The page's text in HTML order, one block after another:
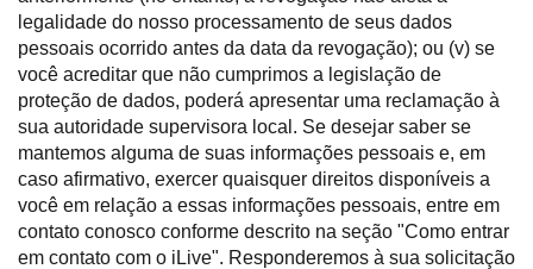
legalidade do nosso processamento de seus dados
pessoais ocorrido antes da data da revogação); ou (v) se
você acreditar que não cumprimos a legislação de
proteção de dados, poderá apresentar uma reclamação à
sua autoridade supervisora local. Se desejar saber se
mantemos alguma de suas informações pessoais e, em
caso afirmativo, exercer quaisquer direitos disponíveis a
você em relação a essas informações pessoais, entre em
contato conosco conforme descrito na seção "Como entrar
em contato com o iLive". Responderemos à sua solicitação